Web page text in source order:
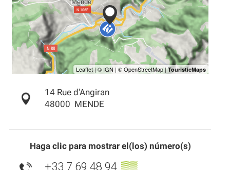
14 Rue d'Angiran
48000 MENDE
Haga clic para mostrar el(los) número(s)
+33 7 69 48 94 ▒▒